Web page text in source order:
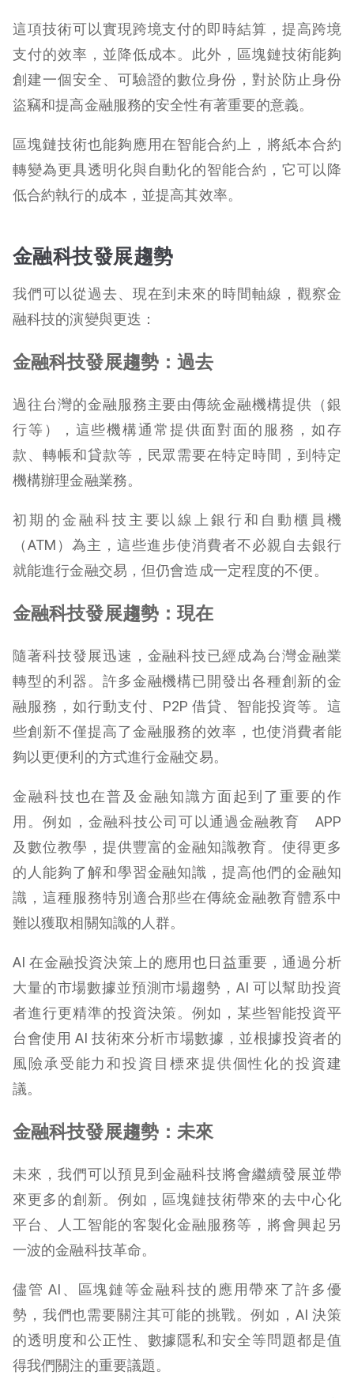
這項技術可以實現跨境支付的即時結算，提高跨境
支付的效率，並降低成本。此外，區塊鏈技術能夠
創建一個安全、可驗證的數位身份，對於防止身份
盜竊和提高金融服務的安全性有著重要的意義。
區塊鏈技術也能夠應用在智能合約上，將紙本合約
轉變為更具透明化與自動化的智能合約，它可以降
低合約執行的成本，並提高其效率。
金融科技發展趨勢
我們可以從過去、現在到未來的時間軸線，觀察金
融科技的演變與更迭：
金融科技發展趨勢：過去
過往台灣的金融服務主要由傳統金融機構提供（銀
行等），這些機構通常提供面對面的服務，如存
款、轉帳和貸款等，民眾需要在特定時間，到特定
機構辦理金融業務。
初期的金融科技主要以線上銀行和自動櫃員機
（ATM）為主，這些進步使消費者不必親自去銀行
就能進行金融交易，但仍會造成一定程度的不便。
金融科技發展趨勢：現在
隨著科技發展迅速，金融科技已經成為台灣金融業
轉型的利器。許多金融機構已開發出各種創新的金
融服務，如行動支付、P2P 借貸、智能投資等。這
些創新不僅提高了金融服務的效率，也使消費者能
夠以更便利的方式進行金融交易。
金融科技也在普及金融知識方面起到了重要的作
用。例如，金融科技公司可以通過金融教育 APP
及數位教學，提供豐富的金融知識教育。使得更多
的人能夠了解和學習金融知識，提高他們的金融知
識，這種服務特別適合那些在傳統金融教育體系中
難以獲取相關知識的人群。
AI 在金融投資決策上的應用也日益重要，通過分析
大量的市場數據並預測市場趨勢，AI 可以幫助投資
者進行更精準的投資決策。例如，某些智能投資平
台會使用 AI 技術來分析市場數據，並根據投資者的
風險承受能力和投資目標來提供個性化的投資建
議。
金融科技發展趨勢：未來
未來，我們可以預見到金融科技將會繼續發展並帶
來更多的創新。例如，區塊鏈技術帶來的去中心化
平台、人工智能的客製化金融服務等，將會興起另
一波的金融科技革命。
儘管 AI、區塊鏈等金融科技的應用帶來了許多優
勢，我們也需要關注其可能的挑戰。例如，AI 決策
的透明度和公正性、數據隱私和安全等問題都是值
得我們關注的重要議題。